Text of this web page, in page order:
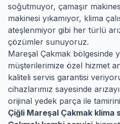
soğutmuyor, çamaşır
makinesi yıkamıyor, klima
ateşlenmiyor gibi her türlü
çözümler sunuyoruz.
Mareşal Çakmak bölgesinde
müşterilerimize özel hizmet
kaliteli servis garantisi
cihazlarımız sayesinde
orijinal yedek parça ile
Çiğli Mareşal Çakmak klima